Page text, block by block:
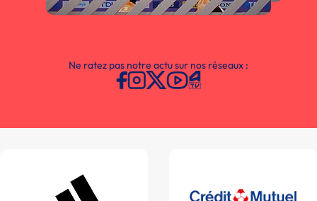
Ne ratez pas notre actu sur nos réseaux :